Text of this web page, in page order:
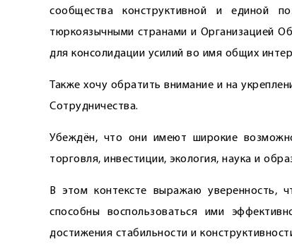
сообщества конструктивной и единой
тюркоязычными странами и Организацией
для консолидации усилий во имя общих
Также хочу обратить внимание и на
Сотрудничества.
Убеждён, что они имеют широкие
торговля, инвестиции, экология, наука и
В этом контексте выражаю уверенность,
способны воспользоваться ими
достижения стабильности и